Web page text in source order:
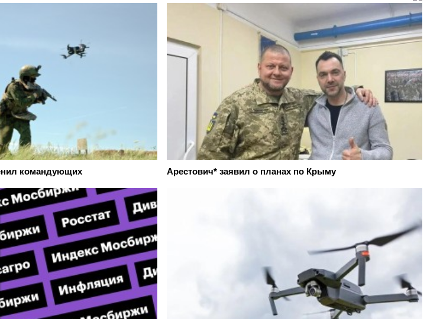
командующих Арестович* заявил о планах по Крыму